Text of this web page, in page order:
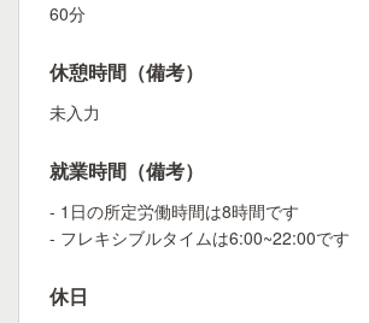
60分
休憩時間（備考）
未入力
就業時間（備考）
- 1日の所定労働時間は8時間です
- フレキシブルタイムは6:00~22:00です
休日